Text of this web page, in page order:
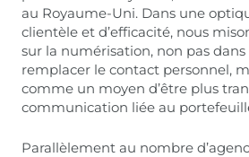
au Royaume-Uni. Dans une
clientèle et d’efficacité, nous
sur la numérisation, non pas
remplacer le contact personnel,
comme un moyen d’être plus
communication liée au
Parallèlement au nombre